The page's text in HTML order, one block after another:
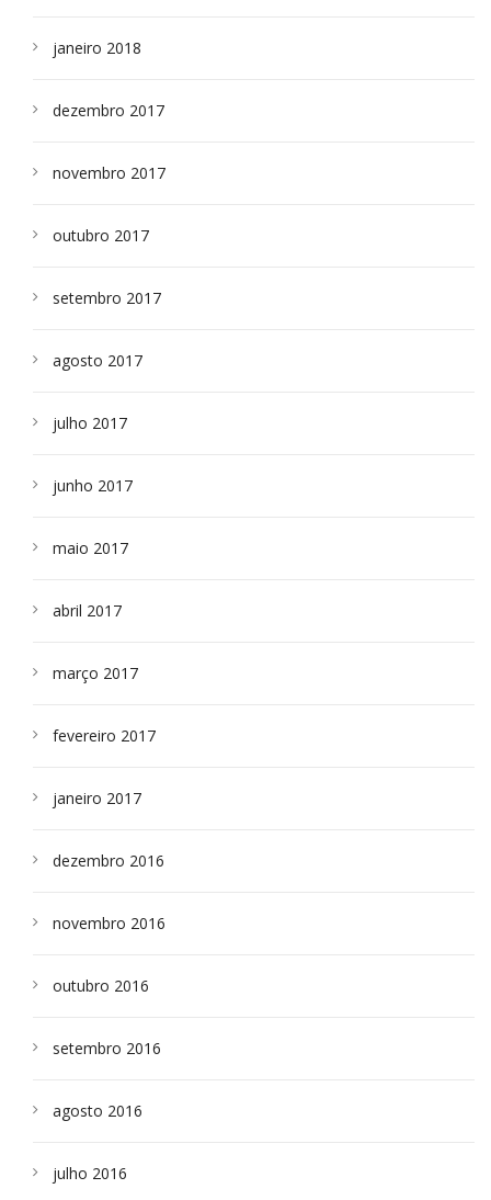
janeiro 2018
dezembro 2017
novembro 2017
outubro 2017
setembro 2017
agosto 2017
julho 2017
junho 2017
maio 2017
abril 2017
março 2017
fevereiro 2017
janeiro 2017
dezembro 2016
novembro 2016
outubro 2016
setembro 2016
agosto 2016
julho 2016